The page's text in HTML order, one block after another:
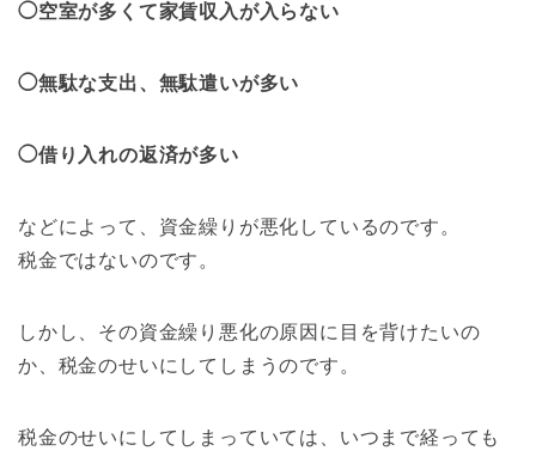
◯空室が多くて家賃収入が入らない
◯無駄な支出、無駄遣いが多い
◯借り入れの返済が多い
などによって、資金繰りが悪化しているのです。
税金ではないのです。
しかし、その資金繰り悪化の原因に目を背けたいの
か、税金のせいにしてしまうのです。
税金のせいにしてしまっていては、いつまで経っても